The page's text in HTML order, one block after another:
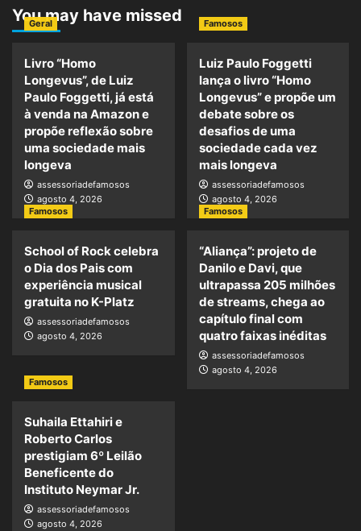
You may have missed
Geral
Livro “Homo
Longevus”, de Luiz
Paulo Foggetti, já está
à venda na Amazon e
propõe reflexão sobre
uma sociedade mais
longeva
assessoriadefamosos
agosto 4, 2026
Famosos
Luiz Paulo Foggetti
lança o livro “Homo
Longevus” e propõe um
debate sobre os
desafios de uma
sociedade cada vez
mais longeva
assessoriadefamosos
agosto 4, 2026
Famosos
School of Rock celebra
o Dia dos Pais com
experiência musical
gratuita no K-Platz
assessoriadefamosos
agosto 4, 2026
Famosos
“Aliança”: projeto de
Danilo e Davi, que
ultrapassa 205 milhões
de streams, chega ao
capítulo final com
quatro faixas inéditas
assessoriadefamosos
agosto 4, 2026
Famosos
Suhaila Ettahiri e
Roberto Carlos
prestigiam 6º Leilão
Beneficente do
Instituto Neymar Jr.
assessoriadefamosos
agosto 4, 2026